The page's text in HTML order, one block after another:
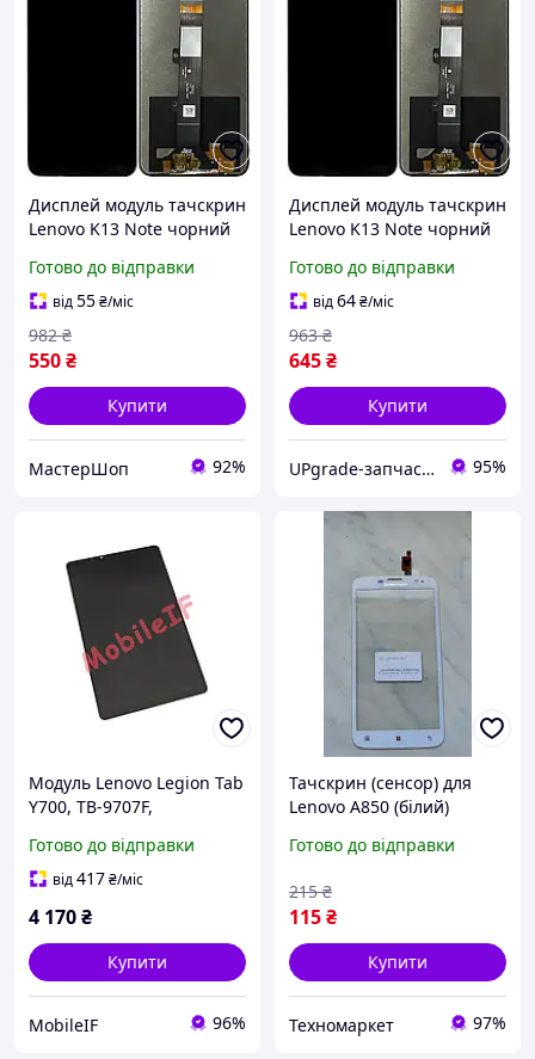
Дисплей модуль тачскрин
Lenovo K13 Note чорний
Готово до відправки
від55₴/міс
550₴
982 ₴
Купити
МастерШоп 92%
Дисплей модуль тачскрин
Lenovo K13 Note чорний
Готово до відправки
від64₴/міс
645₴
963 ₴
Купити
UPgrade-запчастини для мобільних телефонів та планшетів 95%
Модуль Lenovo Legion Tab
Y700, TB-9707F,
+ Сенсор
Готово до відправки
від417₴/міс
4 170₴
Купити
MobileIF 96%
Тачскрин (сенсор) для
Lenovo A850 (білий)
Готово до відправки
115₴
215 ₴
Купити
Техномаркет 97%